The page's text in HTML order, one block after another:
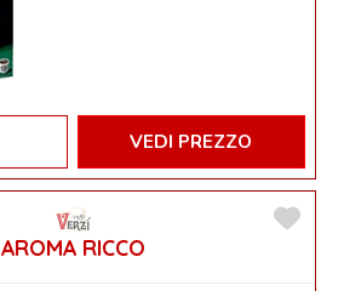
VEDI PREZZO
AROMA RICCO